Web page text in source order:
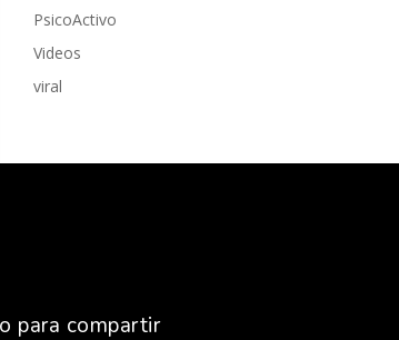
PsicoActivo
Videos
viral
para compartir